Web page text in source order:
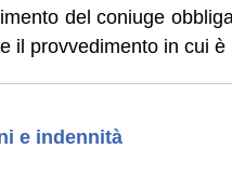
del coniuge
il provvedimento in cui è
e indennità